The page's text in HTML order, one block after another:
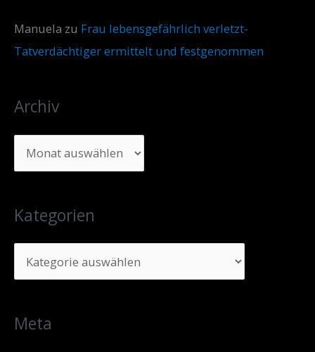
Manuela zu Frau lebensgefährlich verletzt-
Tatverdächtiger ermittelt und festgenommen
Archiv
Kategorien
Meta